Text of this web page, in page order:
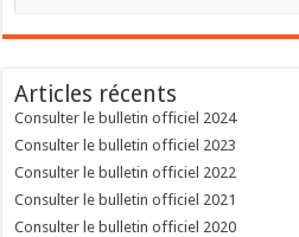
Articles récents
Consulter le bulletin officiel 2024
Consulter le bulletin officiel 2023
Consulter le bulletin officiel 2022
Consulter le bulletin officiel 2021
Consulter le bulletin officiel 2020